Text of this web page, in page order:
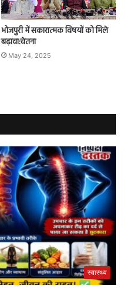
भोजपुरी में सकारात्मक विषयों को मिले
बढ़ावा:चेतना
May 24, 2025
स्वास्थ्य